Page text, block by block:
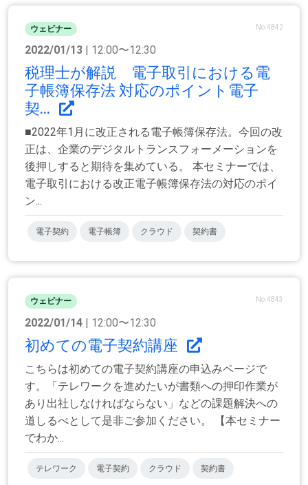
ウェビナー No.4842
2022/01/13 | 12:00〜12:30
税理士が解説 電子取引における電
子帳簿保存法 対応のポイント電子
契...
■2022年1月に改正される電子帳簿保存法。今回の改
正は、企業のデジタルトランスフォーメーションを
後押しすると期待を集めている。 本セミナーでは、
電子取引における改正電子帳簿保存法の対応のポイ
ン...
電子契約 電子帳簿 クラウド 契約書
ウェビナー No.4843
2022/01/14 | 12:00〜12:30
初めての電子契約講座
こちらは初めての電子契約講座の申込みページで
す。「テレワークを進めたいが書類への押印作業が
あり出社しなければならない」などの課題解決への
道しるべとして是非ご参加ください。 【本セミナー
でわか...
テレワーク 電子契約 クラウド 契約書